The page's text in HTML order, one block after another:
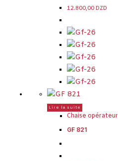
12.800,00 DZD
Lire la suite
Chaise opérateur
GF 821